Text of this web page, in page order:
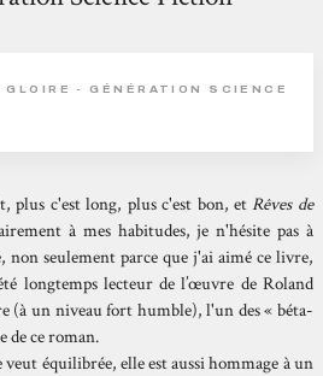
GLOIRE - GÉNÉRATION SCIENCE
plus c'est long, plus c'est bon, etRêves de
à mes habitudes, je n'hésite pas à
seulement parce que j'ai aimé ce livre,
longtemps lecteur de l’œuvre de Roland
(à un niveau fort humble), l'un des « béta-
de ce roman.
équilibrée, elle est aussi hommage à un